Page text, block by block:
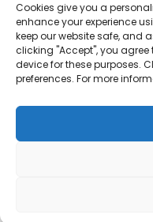
LIENS RAPIDES
À propos de nous
FAQ
Cookies give you a
enhance your experience
keep our website safe, and
clicking "Accept", you
device for these purposes.
preferences. For more